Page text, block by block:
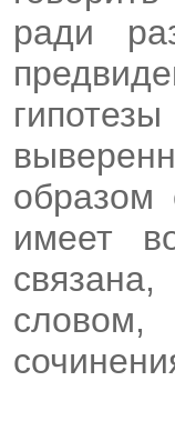
ради
образом
имеет
словом,